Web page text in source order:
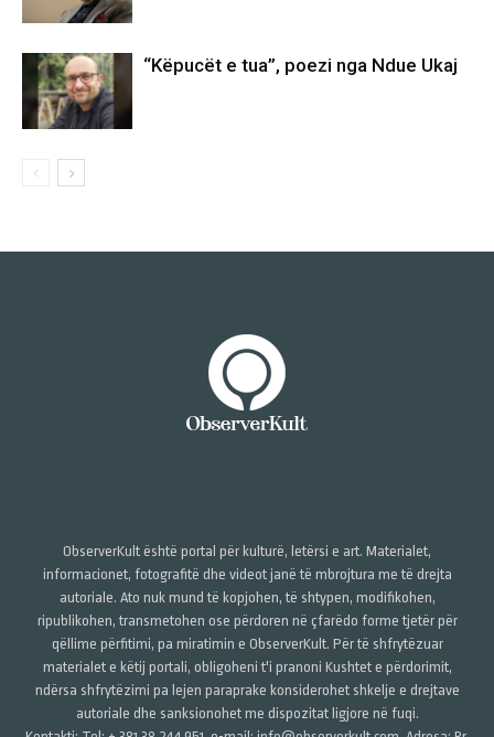
“Këpucët e tua”, poezi nga Ndue Ukaj
ObserverKult është portal për kulturë, letërsi e art. Materialet,
informacionet, fotografitë dhe videot janë të mbrojtura me të drejta
autoriale. Ato nuk mund të kopjohen, të shtypen, modifikohen,
ripublikohen, transmetohen ose përdoren në çfarëdo forme tjetër për
qëllime përfitimi, pa miratimin e ObserverKult. Për të shfrytëzuar
materialet e këtij portali, obligoheni t'i pranoni Kushtet e përdorimit,
ndërsa shfrytëzimi pa lejen paraprake konsiderohet shkelje e drejtave
autoriale dhe sanksionohet me dispozitat ligjore në fuqi.